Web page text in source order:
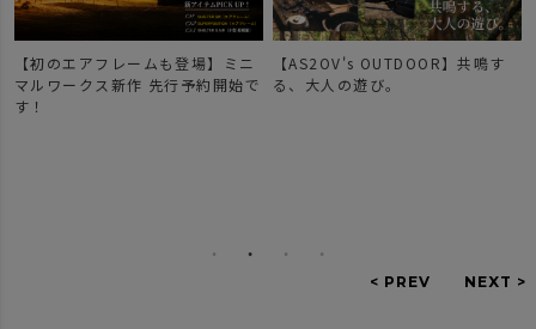
【初のエアフレームも登場】ミニ
マルワークス新作 先行予約開始で
す！
【AS2OV's OUTDOOR】共鳴す
る、大人の遊び。